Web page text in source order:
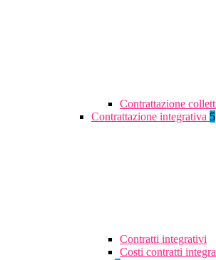
Contrattazione
Contrattazione integrativa 5
Contratti integrativi
Costi contratti